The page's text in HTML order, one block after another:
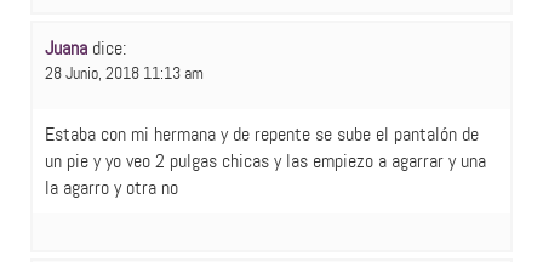
Juana dice:
28 Junio, 2018 11:13 am
Estaba con mi hermana y de repente se sube el pantalón de
un pie y yo veo 2 pulgas chicas y las empiezo a agarrar y una
la agarro y otra no